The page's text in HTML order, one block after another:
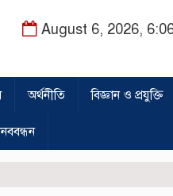
August 6, 2026,
অর্থনীতি বিজ্ঞান ও প্রযুক্তি